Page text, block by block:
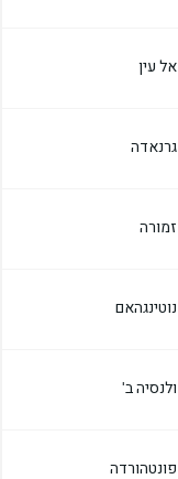
אל עין
גרנאדה
זמורה
נוטינגהאם
ולנסיה ב'
פונטהורדה